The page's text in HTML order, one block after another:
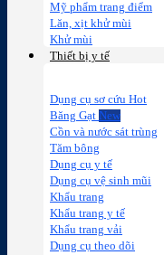
Mỹ phẩm trang điểm
Lăn, xịt khử mùi
Khử mùi
Thiết bị y tế
Dụng cụ sơ cứu
Băng Gạt
Cồn và nước sát trùng
Tăm bông
Dụng cụ y tế
Dụng cụ vệ sinh mũi
Khẩu trang
Khẩu trang y tế
Khẩu trang vải
Dụng cụ theo dõi